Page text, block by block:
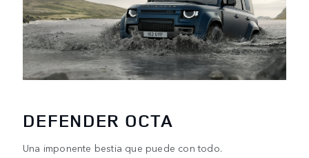
DEFENDER OCTA
Una imponente bestia que puede con todo.